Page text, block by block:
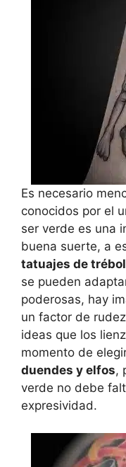
Es necesario
conocidos por el
ser verde es una
buena suerte, a
tatuajes de
se pueden
poderosas, hay
un factor de
ideas que los
momento de
duendes y elfos,
verde no debe
expresividad.